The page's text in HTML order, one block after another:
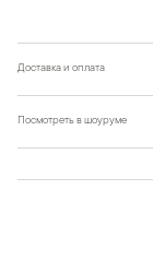
Доставка и оплата
Посмотреть в шоуруме